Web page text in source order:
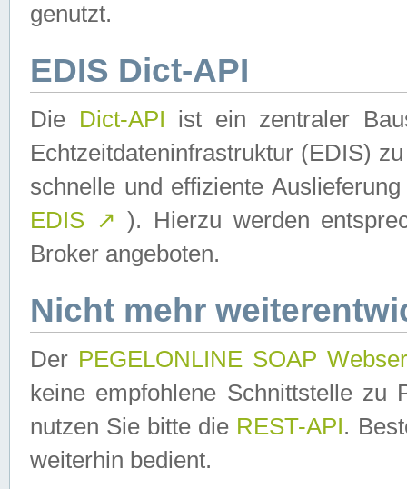
genutzt.
EDIS Dict-API
Die Dict-API ist ein zentraler
Echtzeitdateninfrastruktur (EDIS)
schnelle und effiziente
EDIS ↗ ). Hierzu werden
Broker angeboten.
Nicht mehr
Der PEGELONLINE SOAP
keine empfohlene Schnittstelle zu
nutzen Sie bitte die REST-API.
weiterhin bedient.